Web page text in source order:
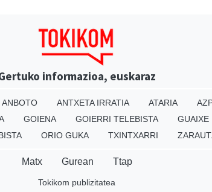
informazioa, euskaraz
ANBOTO ANTXETA IRRATIA ATARIA
GOIENA GOIERRI TELEBISTA
GUAIXE
ORIO GUKA TXINTXARRI
Matx Gurean Ttap
Tokikom publizitatea